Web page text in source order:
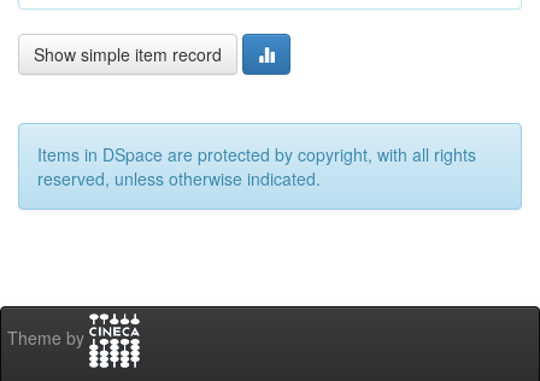
Show simple item record
Items in DSpace are protected by copyright, with all rights
reserved, unless otherwise indicated.
Theme by